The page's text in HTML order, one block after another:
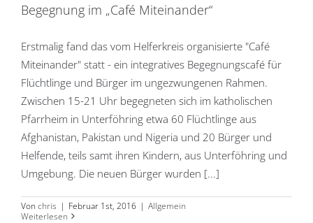
Begegnung im „Café Miteinander“
Erstmalig fand das vom Helferkreis organisierte "Café
Miteinander" statt - ein integratives Begegnungscafé für
Flüchtlinge und Bürger im ungezwungenen Rahmen.
Zwischen 15-21 Uhr begegneten sich im katholischen
Pfarrheim in Unterföhring etwa 60 Flüchtlinge aus
Afghanistan, Pakistan und Nigeria und 20 Bürger und
Helfende, teils samt ihren Kindern, aus Unterföhring und
Umgebung. Die neuen Bürger wurden [...]
Von chris | Februar 1st, 2016 | Allgemein
Weiterlesen